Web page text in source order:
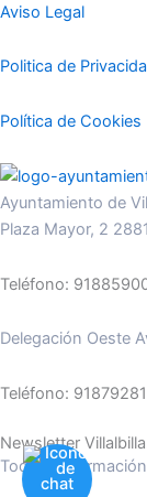
Aviso Legal
Politica de
Política de Cookies
Ayuntamiento de
Plaza Mayor, 2
Teléfono:
Delegación Oeste
Teléfono:
Newsletter
Toda la